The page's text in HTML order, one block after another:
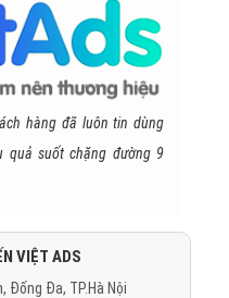
hàng đã luôn tin dùng
quả suốt chặng đường 9
VIỆT ADS
Đống Đa, TP.Hà Nội